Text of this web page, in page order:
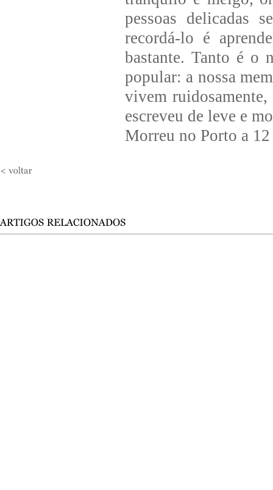
pessoas delicadas
recordá-lo é
bastante. Tanto é o
popular: a nossa
vivem
escreveu de leve e
Morreu no Porto a